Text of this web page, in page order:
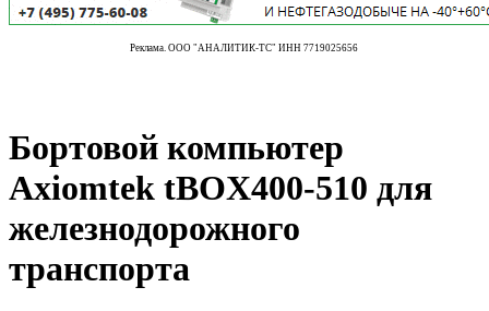
Реклама. ООО "АНАЛИТИК-ТС" ИНН 7719025656
Бортовой компьютер
Axiomtek tBOX400-510 для
железнодорожного
транспорта